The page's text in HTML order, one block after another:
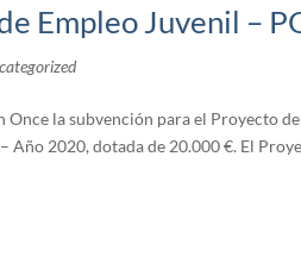
Empleo Juvenil –
la subvención para el Proyecto
– Año 2020, dotada de 20.000 €. El